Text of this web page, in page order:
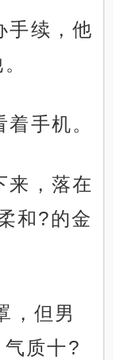
手续，他
手机。
来，落在
和?的金
，但男
质十?